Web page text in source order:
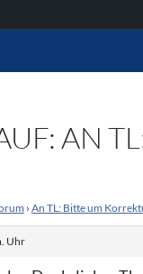
AN
› An TL: Bitte um
Uhr